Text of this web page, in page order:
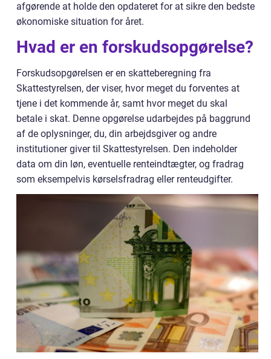
afgørende at holde den opdateret for at sikre den bedste
økonomiske situation for året.
Hvad er en forskudsopgørelse?
Forskudsopgørelsen er en skatteberegning fra
Skattestyrelsen, der viser, hvor meget du forventes at
tjene i det kommende år, samt hvor meget du skal
betale i skat. Denne opgørelse udarbejdes på baggrund
af de oplysninger, du, din arbejdsgiver og andre
institutioner giver til Skattestyrelsen. Den indeholder
data om din løn, eventuelle renteindtægter, og fradrag
som eksempelvis kørselsfradrag eller renteudgifter.